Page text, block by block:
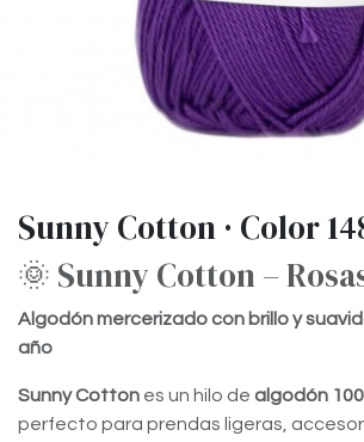
Sunny Cotton · Color
🌞 Sunny Cotton –
Algodón mercerizado con brillo y
año
Sunny Cotton es un hilo de algodón
perfecto para prendas ligeras,